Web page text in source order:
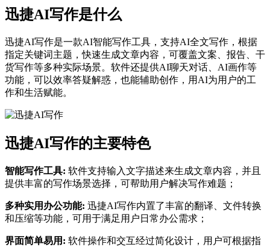
迅捷AI写作是什么
迅捷AI写作是一款AI智能写作工具，支持AI全文写作，根据
指定关键词主题，快速生成文章内容，可覆盖文案、报告、干
货写作等多种实际场景。软件还提供AI聊天对话、AI画作等
功能，可以效率答疑解惑，也能辅助创作，用AI为用户的工
作和生活赋能。
迅捷AI写作的主要特色
智能写作工具: 软件支持输入文字描述来生成文章内容，并且
提供丰富的写作场景选择，可帮助用户解决写作难题；
多种实用办公功能: 迅捷AI写作内置了丰富的翻译、文件转换
和压缩等功能，可用于满足用户日常办公需求；
界面简单易用: 软件操作和交互经过简化设计，用户可根据指